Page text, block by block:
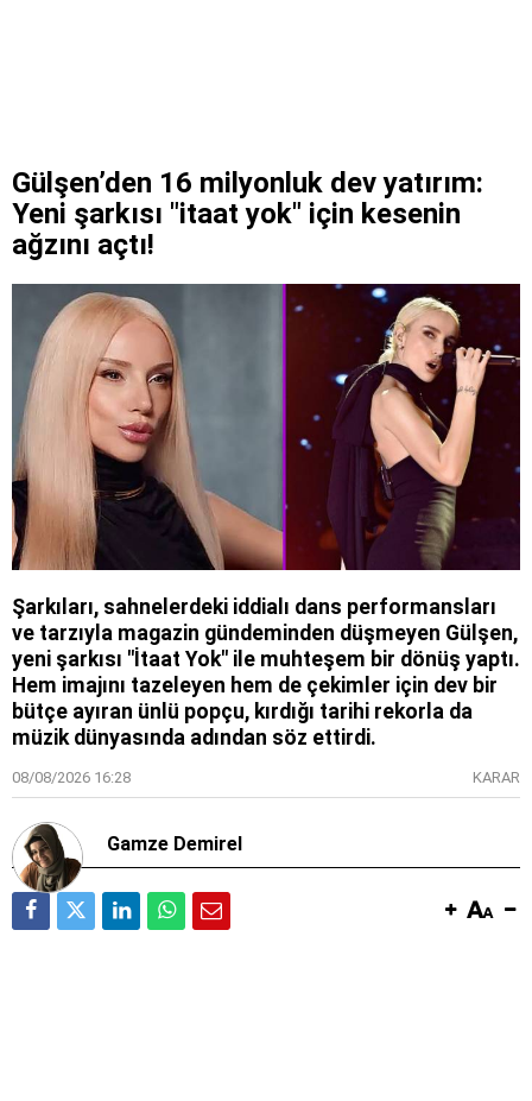
Gülşen’den 16 milyonluk dev yatırım:
Yeni şarkısı "itaat yok" için kesenin
ağzını açtı!
Şarkıları, sahnelerdeki iddialı dans performansları
ve tarzıyla magazin gündeminden düşmeyen Gülşen,
yeni şarkısı "İtaat Yok" ile muhteşem bir dönüş yaptı.
Hem imajını tazeleyen hem de çekimler için dev bir
bütçe ayıran ünlü popçu, kırdığı tarihi rekorla da
müzik dünyasında adından söz ettirdi.
08/08/2026 16:28 KARAR
Gamze Demirel